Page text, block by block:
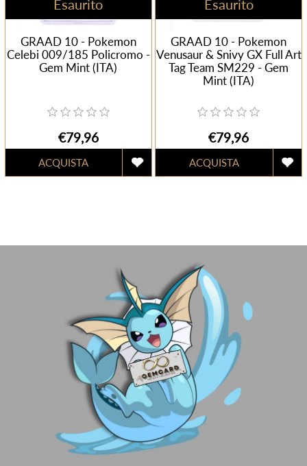
Esaurito
GRAAD 10 - Pokemon
Celebi 009/185 Policromo -
Gem Mint (ITA)
€79,96
Esaurito
GRAAD 10 - Pokemon
Venusaur & Snivy GX Full Art
Tag Team SM229 - Gem
Mint (ITA)
€79,96